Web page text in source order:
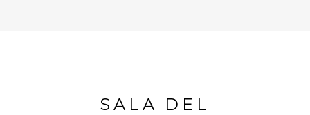
SALA DEL